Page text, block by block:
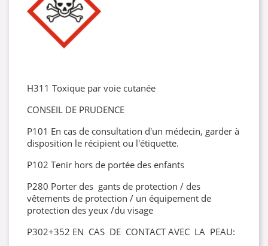
H311 Toxique par voie cutanée
CONSEIL DE PRUDENCE
P101 En cas de consultation d'un médecin, garder à
disposition le récipient ou l'étiquette.
P102 Tenir hors de portée des enfants
P280 Porter des gants de protection / des
vêtements de protection / un équipement de
protection des yeux /du visage
P302+352 EN CAS DE CONTACT AVEC LA PEAU: